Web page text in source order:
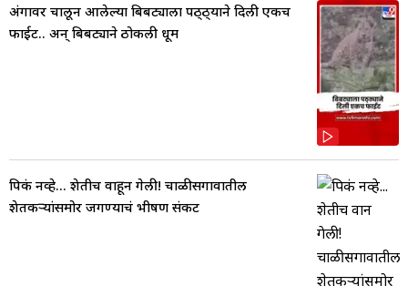
अंगावर चालून आलेल्या बिबट्याला पठ्ठ्याने दिली एकच
फाईट.. अन् बिबट्याने ठोकली धूम
पिकं नव्हे... शेतीच वाहून गेली! चाळीसगावातील
शेतकऱ्यांसमोर जगण्याचं भीषण संकट